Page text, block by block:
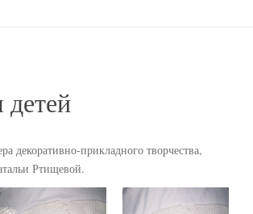
детей
декоративно-прикладного творчества,
Ртищевой.